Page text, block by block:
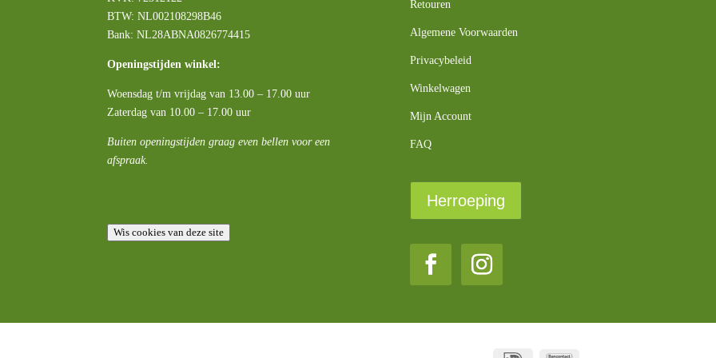
BTW:NL002108298B46
Bank: NL28ABNA0826774415
Openingstijden winkel:
Woensdag t/m vrijdag van 13.00 – 17.00 uur
Zaterdag van 10.00 – 17.00 uur
Buiten openingstijden graag even bellen voor een
afspraak.
Wis cookies van deze site
Retouren
Algemene Voorwaarden
Privacybeleid
Winkelwagen
Mijn Account
FAQ
Herroeping